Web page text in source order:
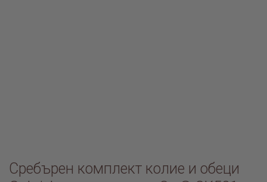
Сребърен комплект колие и обеци